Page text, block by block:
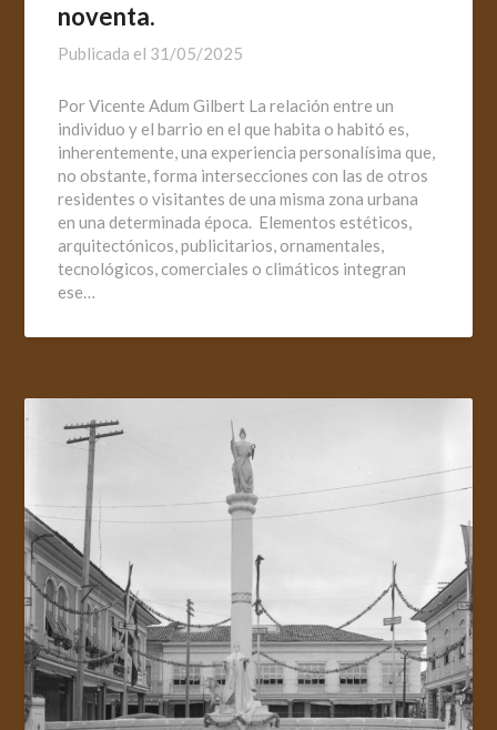
noventa.
Publicada el 31/05/2025
Por Vicente Adum Gilbert La relación entre un
individuo y el barrio en el que habita o habitó es,
inherentemente, una experiencia personalísima que,
no obstante, forma intersecciones con las de otros
residentes o visitantes de una misma zona urbana
en una determinada época. Elementos estéticos,
arquitectónicos, publicitarios, ornamentales,
tecnológicos, comerciales o climáticos integran
ese…